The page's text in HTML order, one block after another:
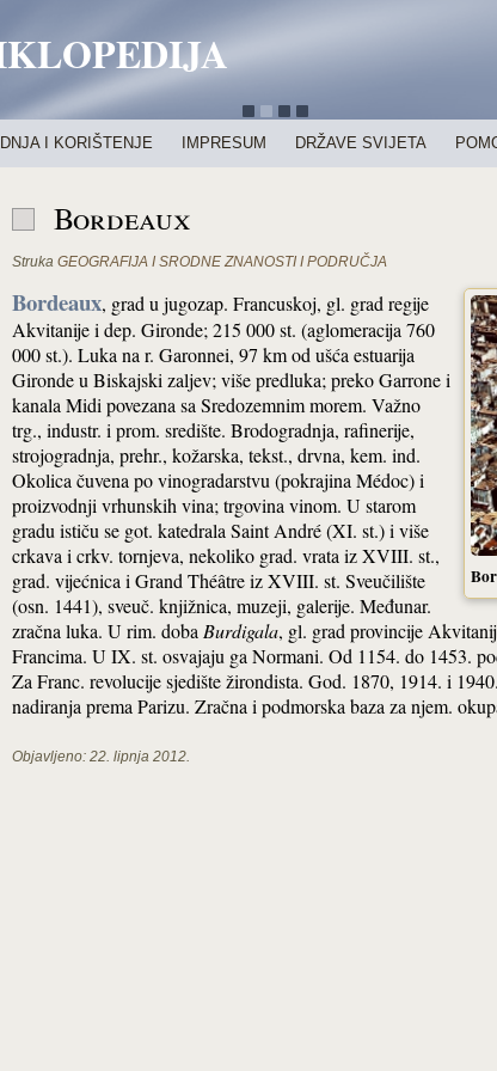
I KORIŠTENJE IMPRESUM DRŽAVE SVIJETA
Bordeaux
Struka GEOGRAFIJA I SRODNE ZNANOSTI I PODRUČJA
Bordeaux, grad u jugozap. Francuskoj, gl. grad regije
Akvitanije i dep. Gironde; 215 000 st. (aglomeracija 760
000 st.). Luka na r. Garonnei, 97 km od ušća estuarija
Gironde u Biskajski zaljev; više predluka; preko Garrone i
kanala Midi povezana sa Sredozemnim morem. Važno
trg., industr. i prom. središte. Brodogradnja, rafinerije,
strojogradnja, prehr., kožarska, tekst., drvna, kem. ind.
Okolica čuvena po vinogradarstvu (pokrajina Médoc) i
proizvodnji vrhunskih vina; trgovina vinom. U starom
gradu ističu se got. katedrala Saint André (XI. st.) i više
crkava i crkv. tornjeva, nekoliko grad. vrata iz XVIII. st.,
grad. vijećnica i Grand Théâtre iz XVIII. st. Sveučilište
(osn. 1441), sveuč. knjižnica, muzeji, galerije. Međunar.
zračna luka. U rim. doba Burdigala, gl. grad provincije
Francima. U IX. st. osvajaju ga Normani. Od 1154. do 1453.
Za Franc. revolucije sjedište žirondista. God. 1870, 1914. i
nadiranja prema Parizu. Zračna i podmorska baza za njem.
Objavljeno: 22. lipnja 2012.